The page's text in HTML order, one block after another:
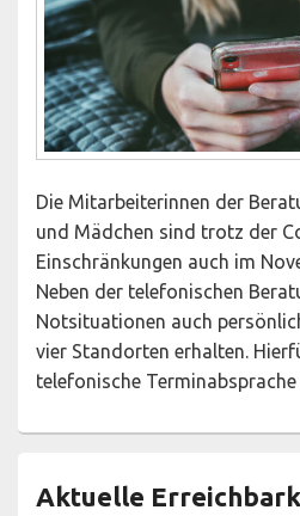
Die Mitarbeiterinnen der
und Mädchen sind trotz der
Einschränkungen auch im
Neben der telefonischen
Notsituationen auch
vier Standorten erhalten.
telefonische
Aktuelle